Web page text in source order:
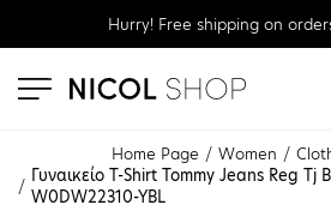
Hurry! Free shipping on
Home Page Women
Γυναικείο T-Shirt Tommy Jeans Reg Tj
W0DW22310-YBL